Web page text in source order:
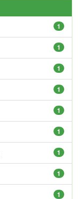
1
1
1
1
1
1
1
1
1